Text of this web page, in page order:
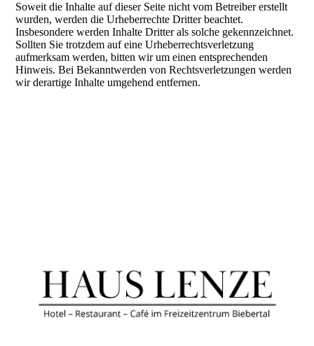
Soweit die Inhalte auf dieser Seite nicht vom Betreiber erstellt
wurden, werden die Urheberrechte Dritter beachtet.
Insbesondere werden Inhalte Dritter als solche gekennzeichnet.
Sollten Sie trotzdem auf eine Urheberrechtsverletzung
aufmerksam werden, bitten wir um einen entsprechenden
Hinweis. Bei Bekanntwerden von Rechtsverletzungen werden
wir derartige Inhalte umgehend entfernen.